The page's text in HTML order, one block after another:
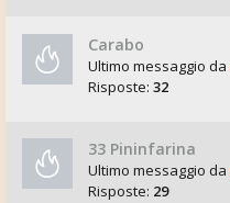
Carabo
Ultimo messaggio da
Risposte: 32
33 Pininfarina
Ultimo messaggio da
Risposte: 29